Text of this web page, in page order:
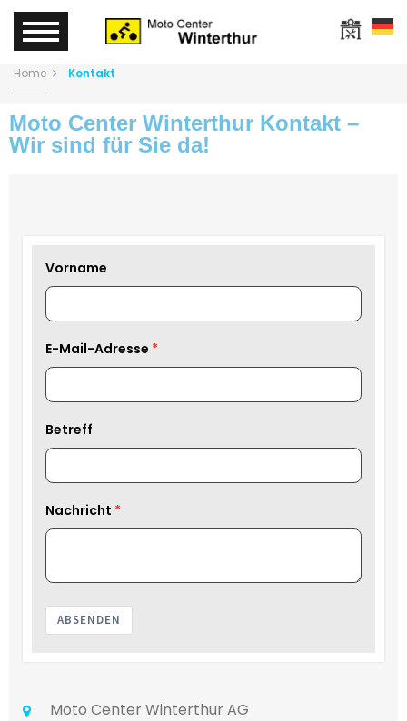
Home Kontakt
Moto Center Winterthur Kontakt –
Wir sind für Sie da!
Vorname
E-Mail-Adresse
Betreff
Nachricht
ABSENDEN
Moto Center Winterthur AG